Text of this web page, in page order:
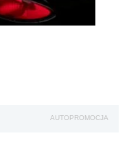
AUTOPROMOCJA